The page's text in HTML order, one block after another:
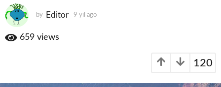
o
9
y
g
by Editor 9 yıl ago
659 views
120